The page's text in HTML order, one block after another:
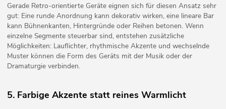
Gerade Retro-orientierte Geräte eignen sich für diesen Ansatz sehr
gut: Eine runde Anordnung kann dekorativ wirken, eine lineare Bar
kann Bühnenkanten, Hintergründe oder Reihen betonen. Wenn
einzelne Segmente steuerbar sind, entstehen zusätzliche
Möglichkeiten: Lauflichter, rhythmische Akzente und wechselnde
Muster können die Form des Geräts mit der Musik oder der
Dramaturgie verbinden.
5. Farbige Akzente statt reines Warmlicht